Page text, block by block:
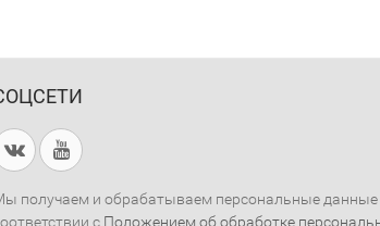
получаем и обрабатываем персональные данные
с Положением об обработке